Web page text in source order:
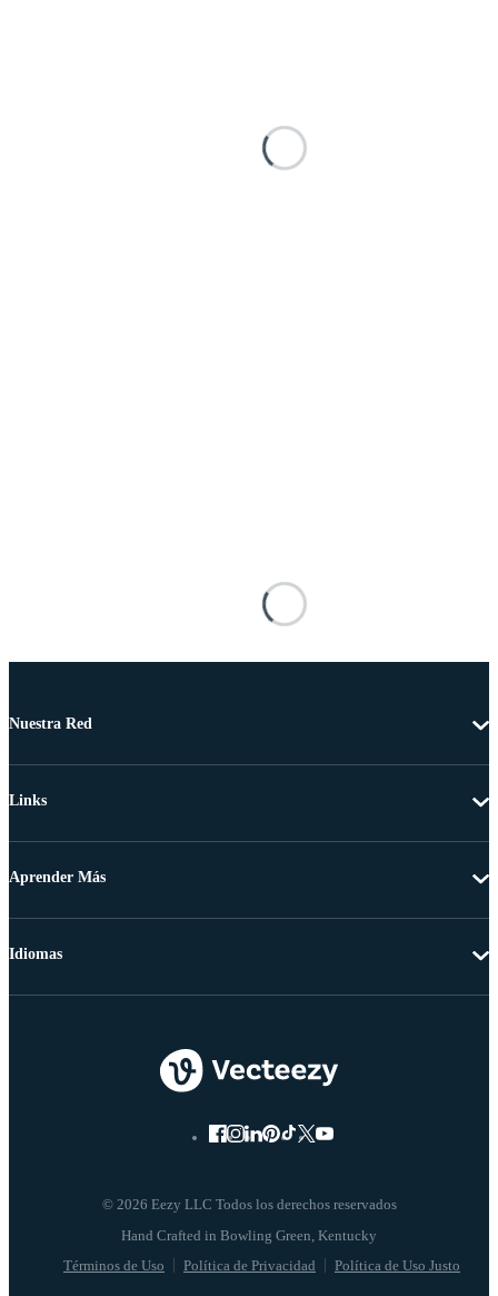
Nuestra Red
Links
Aprender Más
© 2026 Eezy LLC Todos los derechos reservados
Términos de Uso Política de Privacidad Política de Uso Justo
Idiomas